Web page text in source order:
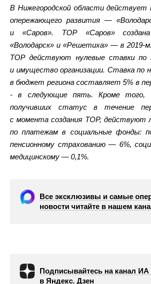
В Нижегородской области
опережающего развития —
и «Саров». ТОР «Саров»
«Володарск» и «Решетиха» — в 2019-
ТОР действуют нулевые ставки по
и имущество организации. Ставка по
в бюджет региона составляет 5% в
- в следующие пять. Кроме того,
получивших статус в течение
с момента создания ТОР, действуют
по платежам в социальные фонды:
пенсионному страхованию — 6%,
медицинскому — 0,1%.
Все эксклюзивы и самые
новости читайте в нашем
Подписывайтесь на канал
в Яндекс. Дзен